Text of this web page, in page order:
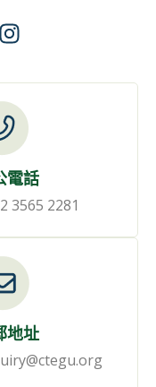
電話
3565 2281
地址